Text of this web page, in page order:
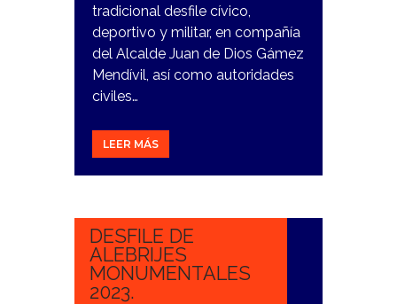
tradicional desfile cívico,
deportivo y militar, en compañía
del Alcalde Juan de Dios Gámez
Mendívil, así como autoridades
civiles…
LEER MÁS
19
DESFILE DE
ALEBRIJES
MONUMENTALES
2023.